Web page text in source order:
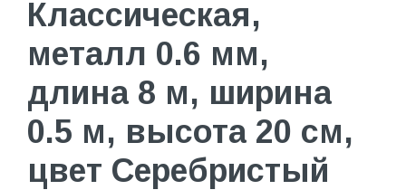
Классическая,
металл 0.6 мм,
длина 8 м, ширина
0.5 м, высота 20 см,
цвет Серебристый